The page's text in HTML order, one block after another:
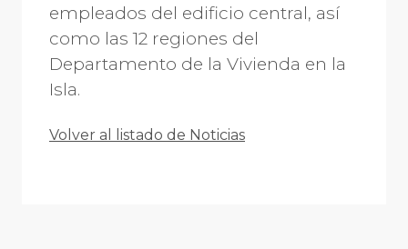
empleados del edificio central, así
como las 12 regiones del
Departamento de la Vivienda en la
Isla.
Volver al listado de Noticias